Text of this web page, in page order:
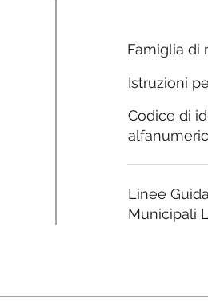
Famiglia di
Istruzioni
Codice di
Linee Guida
Municipali